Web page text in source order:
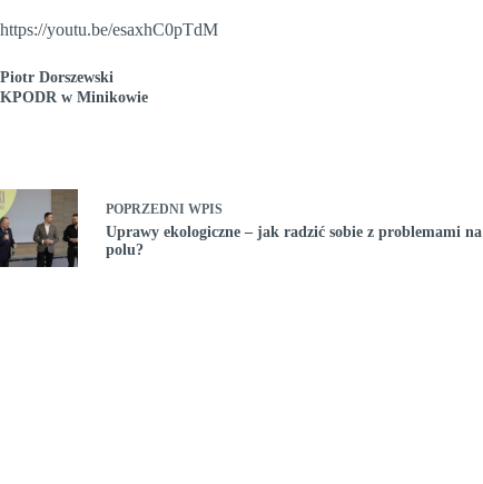
https://youtu.be/esaxhC0pTdM
Piotr Dorszewski
KPODR w Minikowie
POPRZEDNI WPIS
Uprawy ekologiczne – jak radzić sobie z problemami na
polu?